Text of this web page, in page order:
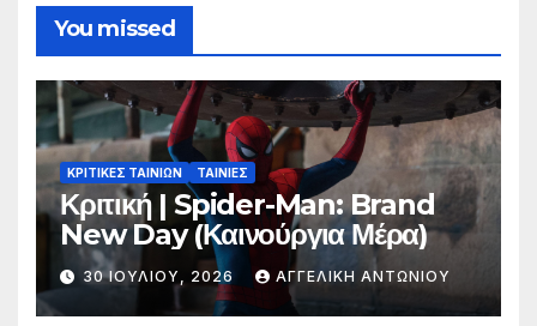
You missed
ΚΡΙΤΙΚΕΣ ΤΑΙΝΙΩΝ ΤΑΙΝΙΕΣ
Κριτική | Spider-Man: Brand
New Day (Καινούργια Μέρα)
30 ΙΟΥΛΊΟΥ, 2026 ΑΓΓΕΛΙΚΉ ΑΝΤΩΝΊΟΥ